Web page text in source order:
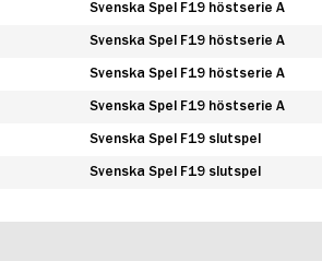
Svenska Spel F19 höstserie A
Svenska Spel F19 höstserie A
Svenska Spel F19 höstserie A
Svenska Spel F19 höstserie A
Svenska Spel F19 slutspel
Svenska Spel F19 slutspel